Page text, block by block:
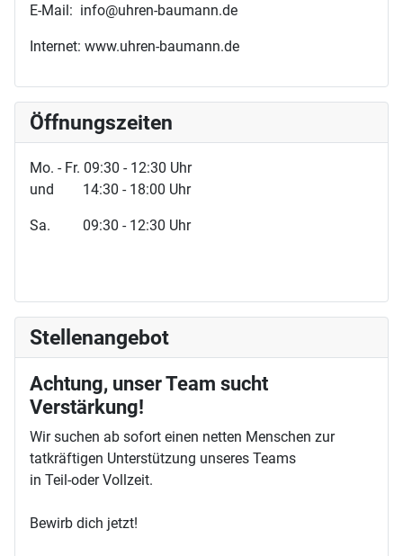
E-Mail: info@uhren-baumann.de
Internet: www.uhren-baumann.de
Öffnungszeiten
Mo. - Fr. 09:30 - 12:30 Uhr
und 14:30 - 18:00 Uhr
Sa. 09:30 - 12:30 Uhr
Stellenangebot
Achtung, unser Team sucht
Verstärkung!
Wir suchen ab sofort einen netten Menschen zur
tatkräftigen Unterstützung unseres Teams
in Teil-oder Vollzeit.
Bewirb dich jetzt!